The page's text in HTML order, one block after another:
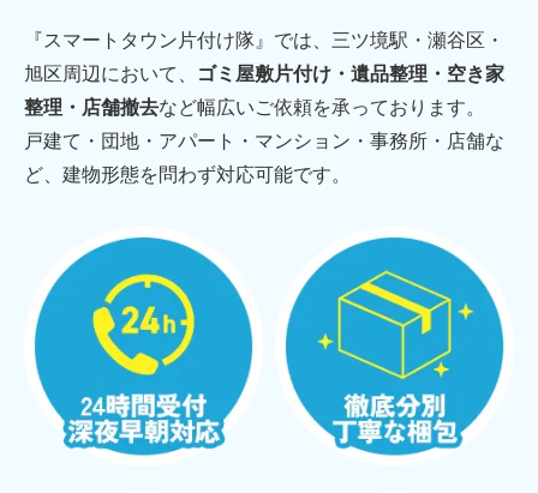
『スマートタウン片付け隊』では、三ツ境駅・瀬谷区・
旭区周辺において、
ゴミ屋敷片付け・遺品整理・空き家
整理・店舗撤去など幅広いご依頼を承っております。
戸建て・団地・アパート・マンション・事務所・店舗な
ど、建物形態を問わず対応可能です。